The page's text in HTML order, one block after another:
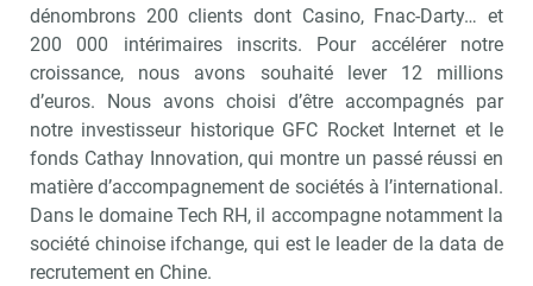
dénombrons 200 clients dont Casino, Fnac-Darty… et
200 000 intérimaires inscrits. Pour accélérer notre
croissance, nous avons souhaité lever 12 millions
d’euros. Nous avons choisi d’être accompagnés par
notre investisseur historique GFC Rocket Internet et le
fonds Cathay Innovation, qui montre un passé réussi en
matière d’accompagnement de sociétés à l’international.
Dans le domaine Tech RH, il accompagne notamment la
société chinoise ifchange, qui est le leader de la data de
recrutement en Chine.